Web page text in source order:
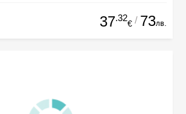
37.32
€ / 73лв.